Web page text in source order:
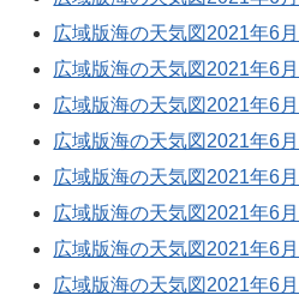
広域版海の天気図2021年6
広域版海の天気図2021年6
広域版海の天気図2021年6
広域版海の天気図2021年6
広域版海の天気図2021年6
広域版海の天気図2021年6
広域版海の天気図2021年6
広域版海の天気図2021年6